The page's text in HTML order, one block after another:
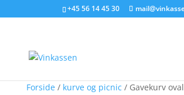
+45 56 14 45 30
Søg produkter - start med at skrive
Forside/ kurve og picnic / Gavekurv